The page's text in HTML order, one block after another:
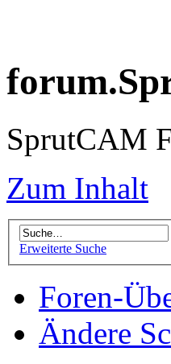
SprutCAM
Zum Inhalt
Erweiterte Suche
Foren-
Ändere